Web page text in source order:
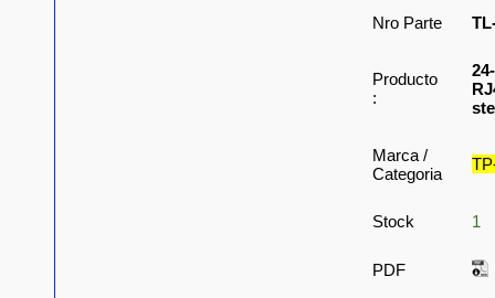
Nro Parte
Producto
:
Marca /
Categoria
Stock 1
PDF